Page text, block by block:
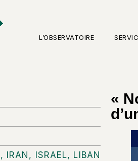
L’OBSERVATOIRE
, IRAN , ISRAEL, LIBAN
«